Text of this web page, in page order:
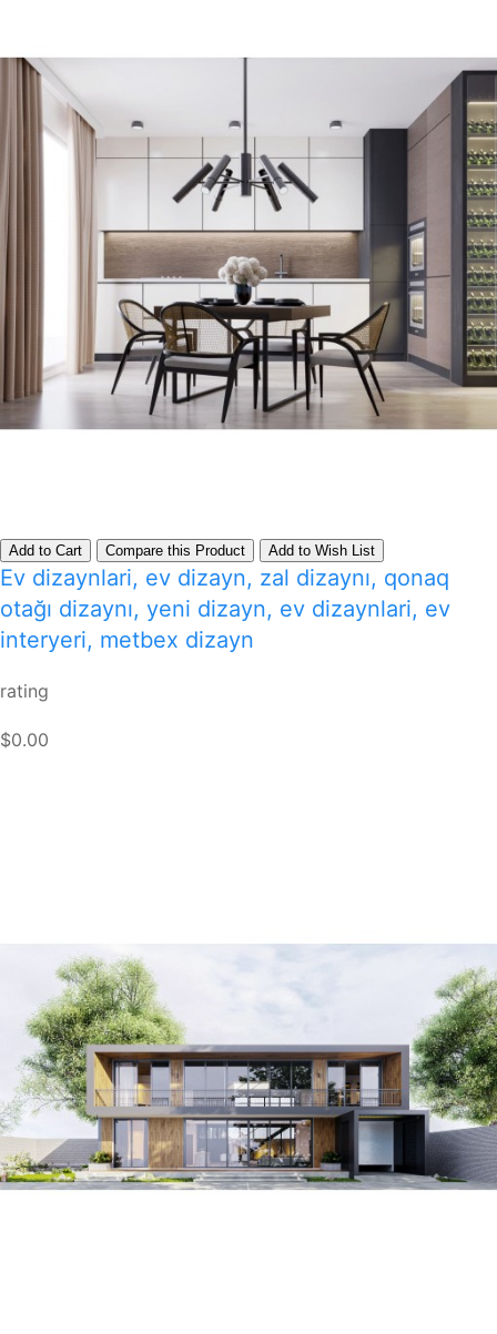
Add to Cart Compare this Product Add to Wish List
Ev dizaynlari, ev dizayn, zal dizaynı, qonaq
otağı dizaynı, yeni dizayn, ev dizaynlari, ev
interyeri, metbex dizayn
rating
$0.00